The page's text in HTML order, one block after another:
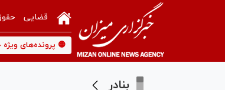
قضایی
🟡 پرونده‌های ویژه
بنادر